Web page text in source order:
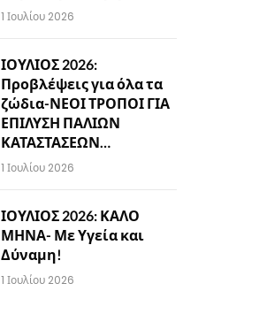
1 Ιουλίου 2026
ΙΟΥΛΙΟΣ 2026:
Προβλέψεις για όλα τα
ζώδια-ΝΕΟΙ ΤΡΟΠΟΙ ΓΙΑ
ΕΠΙΛΥΣΗ ΠΑΛΙΩΝ
ΚΑΤΑΣΤΑΣΕΩΝ…
1 Ιουλίου 2026
ΙΟΥΛΙΟΣ 2026: ΚΑΛΟ
ΜΗΝΑ- Με Υγεία και
Δύναμη!
1 Ιουλίου 2026